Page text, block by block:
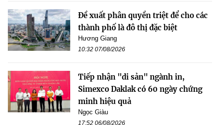
Đề xuất phân quyền triệt để cho các
thành phố là đô thị đặc biệt
Hương Giang
10:32 07/08/2026
Tiếp nhận "di sản" ngành in,
Simexco Daklak có 60 ngày chứng
minh hiệu quả
Ngọc Giàu
17:52 06/08/2026